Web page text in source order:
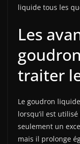
liquide tous les
Les
traiter
Le goudron
lorsqu’il est
seulement un
mais il prolonge